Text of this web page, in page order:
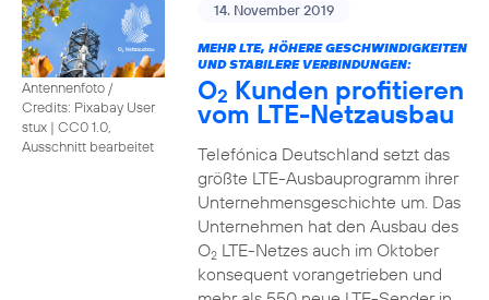
Antennenfoto /
Credits: Pixabay User
stux | CC0 1.0,
Ausschnitt bearbeitet
14. November 2019
MEHR LTE, HÖHERE GESCHWINDIGKEITEN
UND STABILERE VERBINDUNGEN:
O2 Kunden profitieren
vom LTE-Netzausbau
Telefónica Deutschland setzt das
größte LTE-Ausbauprogramm ihrer
Unternehmensgeschichte um. Das
Unternehmen hat den Ausbau des
O2LTE-Netzes auch im Oktober
konsequent vorangetrieben und